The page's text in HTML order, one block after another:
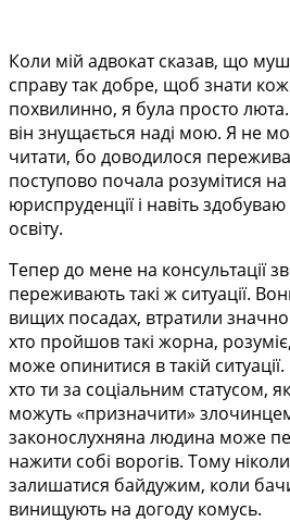
Коли мій адвокат сказав, що
справу так добре, щоб знати
похвилинно, я була просто
він знущається наді мою. Я не
читати, бо доводилося
поступово почала розумітися
юриспруденції і навіть
освіту.
Тепер до мене на консультації
переживають такі ж ситуації.
вищих посадах, втратили значно
хто пройшов такі жорна,
може опинитися в такій
хто ти за соціальним статусом,
можуть «призначити»
законослухняна людина може
нажити собі ворогів. Тому
залишатися байдужим, коли
винищують на догоду комусь.